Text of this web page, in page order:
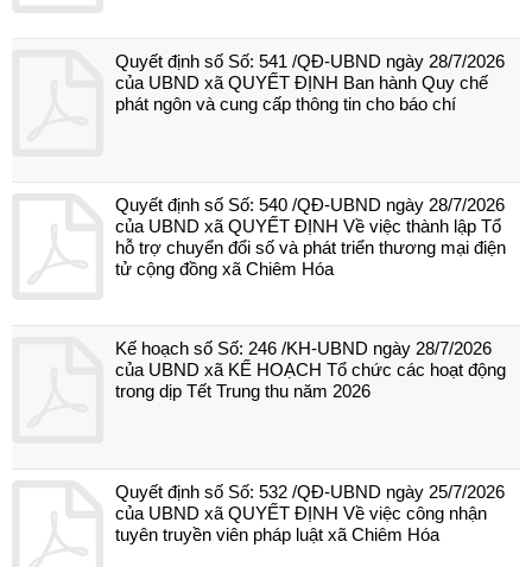
Quyết định số Số: 541 /QĐ-UBND ngày 28/7/2026
của UBND xã QUYẾT ĐỊNH Ban hành Quy chế
phát ngôn và cung cấp thông tin cho báo chí
Quyết định số Số: 540 /QĐ-UBND ngày 28/7/2026
của UBND xã QUYẾT ĐỊNH Về việc thành lập Tổ
hỗ trợ chuyển đổi số và phát triển thương mại điện
tử cộng đồng xã Chiêm Hóa
Kế hoạch số Số: 246 /KH-UBND ngày 28/7/2026
của UBND xã KẾ HOẠCH Tổ chức các hoạt động
trong dịp Tết Trung thu năm 2026
Quyết định số Số: 532 /QĐ-UBND ngày 25/7/2026
của UBND xã QUYẾT ĐỊNH Về việc công nhận
tuyên truyền viên pháp luật xã Chiêm Hóa